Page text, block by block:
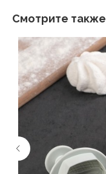
Смотрите также